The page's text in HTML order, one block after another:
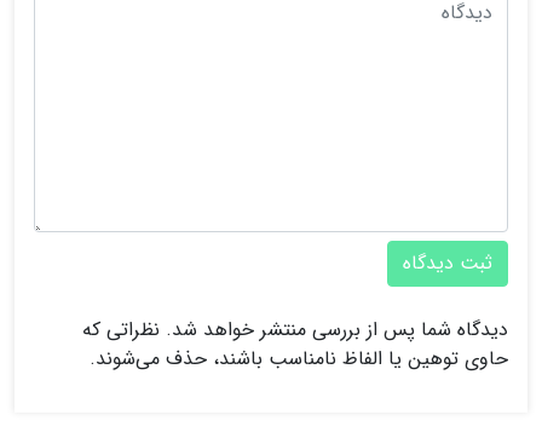
ثبت دیدگاه
دیدگاه شما پس از بررسی منتشر خواهد شد. نظراتی که
حاوی توهین یا الفاظ نامناسب باشند، حذف می‌شوند.